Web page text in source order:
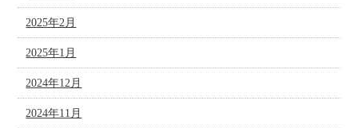
2025年2月
2025年1月
2024年12月
2024年11月